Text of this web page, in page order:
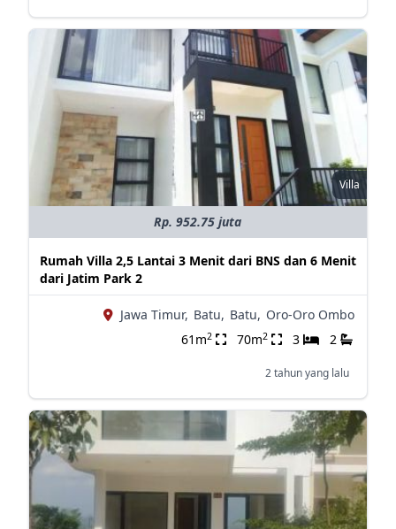
Villa
Rp. 952.75 juta
Rumah Villa 2,5 Lantai 3 Menit dari BNS dan 6 Menit
dari Jatim Park 2
Jawa Timur, Batu, Batu, Oro-Oro Ombo
61m2 70m2 3 2
2 tahun yang lalu